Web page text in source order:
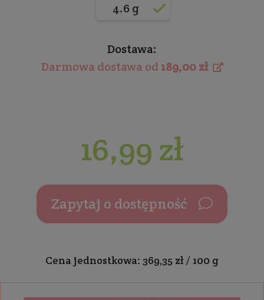
4.6 g
Dostawa:
Darmowa dostawa od189,00 zł
16,99 zł
Zapytaj o dostępność
Cena jednostkowa: 369,35 zł / 100 g